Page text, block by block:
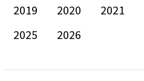
2019
2020 2021
2025
2026